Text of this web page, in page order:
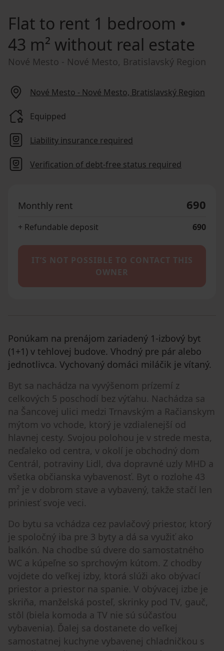
Flat to rent 1 bedroom •
43 m² without real estate
Nové Mesto - Nové Mesto, Bratislavský Region
Nové Mesto - Nové Mesto, Bratislavský Region
Equipped
Liability insurance required
Verification of debt-free status required
Monthly rent 690
+ Refundable deposit 690
IT’S NOT POSSIBLE TO CONTACT THIS
OWNER
Ponúkam na prenájom zariadený 1-izbový byt
(1+1) v tehlovej budove. Vhodný pre pár alebo
jednotlivca. Vychovaný domáci miláčik je vítaný.
Byt sa nachádza na vyvýšenom prízemí z
celkových 5 poschodí bez výťahu. Nachádza sa
na Šancovej ulici medzi Trnavským a Račianskym
mýtom vo vchode, ktorý je vzdialenejší od
hlavnej cesty. Svojou polohou je v strede mesta,
neďaleko od centra, v okolí je obchodný dom
Centrál, potraviny Lidl, dva dopravné uzly MHD a
všetka občianska vybavenosť. Byt o rozlohe 43
m² je v dobrom stave a vybavený, takže stačí len
priniesť svoje veci.
Do bytu sa vchádza cez pavlačový priestor, ktorý
je spoločný iba pre 3 byty a dá sa využiť ako
balkón. Na chodbe sú dvere do samostatného
WC a kúpeľne so sprchovým kútom. Z chodby
vojdete do veľkej izby, ktorá slúži ako obývací
priestor a priestor na spanie. V obývacej izbe je
skriňa, manželská posteľ, skrinky pod TV, gauč,
stôl (biela komoda a TV nie sú súčasťou
vybavenia). Ďalej sa dostanete do veľkej
samostatnej kuchyne vybavenej chladničkou s